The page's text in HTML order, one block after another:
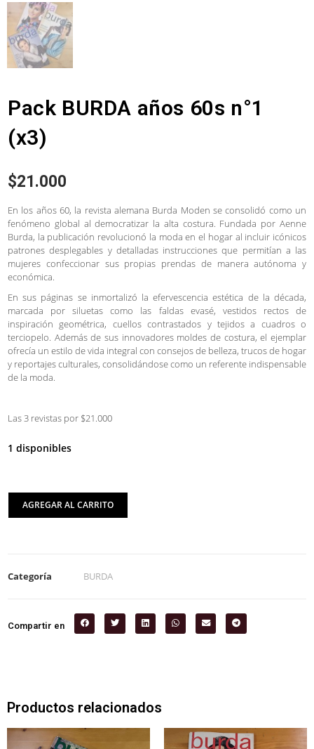
Pack BURDA años 60s n°1
(x3)
$21.000
En los años 60, la revista alemana Burda Moden se consolidó como un
fenómeno global al democratizar la alta costura. Fundada por Aenne
Burda, la publicación revolucionó la moda en el hogar al incluir icónicos
patrones desplegables y detalladas instrucciones que permitían a las
mujeres confeccionar sus propias prendas de manera autónoma y
económica.
En sus páginas se inmortalizó la efervescencia estética de la década,
marcada por siluetas como las faldas evasé, vestidos rectos de
inspiración geométrica, cuellos contrastados y tejidos a cuadros o
terciopelo. Además de sus innovadores moldes de costura, el ejemplar
ofrecía un estilo de vida integral con consejos de belleza, trucos de hogar
y reportajes culturales, consolidándose como un referente indispensable
de la moda.
Las 3 revistas por $21.000
1 disponibles
AGREGAR AL CARRITO
Categoría BURDA
Compartir en
Productos relacionados